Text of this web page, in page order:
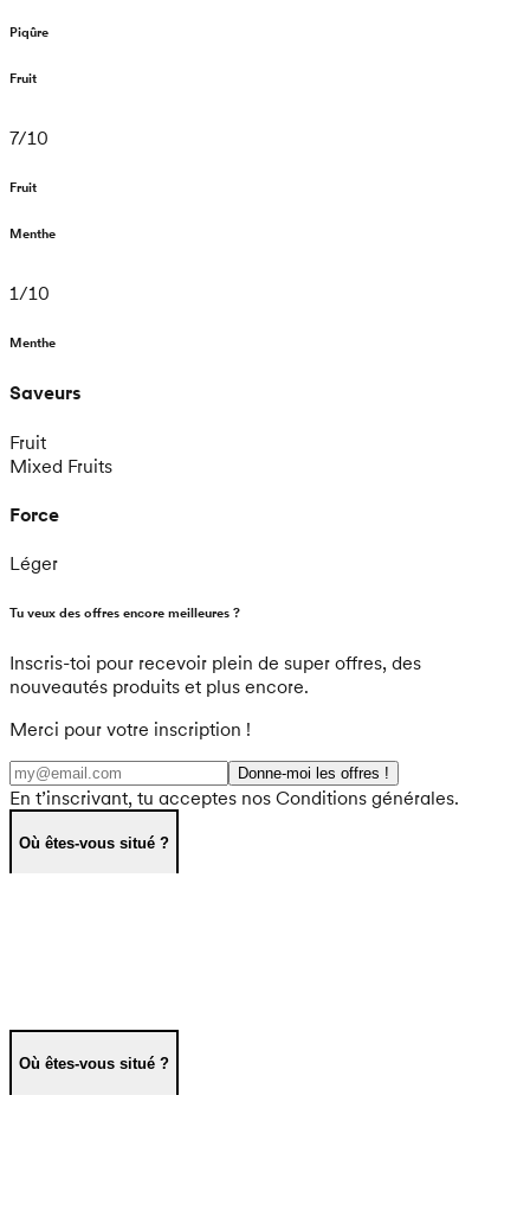
Piqûre
Fruit
7/10
Fruit
Menthe
1/10
Menthe
Saveurs
Fruit
Mixed Fruits
Force
Léger
Tu veux des offres encore meilleures ?
Inscris-toi pour recevoir plein de super offres, des
nouveautés produits et plus encore.
Merci pour votre inscription !
Donne-moi les offres !
En t’inscrivant, tu acceptes nos Conditions générales.
Où êtes-vous situé ?
Où êtes-vous situé ?